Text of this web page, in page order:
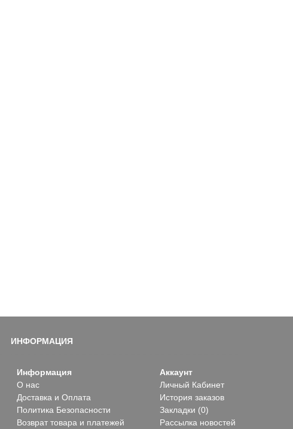
ИНФОРМАЦИЯ
Информация
О нас
Доставка и Оплата
Политика Безопасности
Возврат товара и платежей
Аккаунт
Личный Кабинет
История заказов
Закладки (0)
Рассылка новостей